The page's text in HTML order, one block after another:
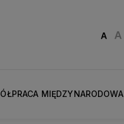
MIĘDZYNARODOWA